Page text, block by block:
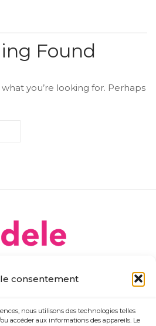
consentement
nous utilisons des technologies telles
accéder aux informations des appareils. Le
Found
you’re looking for. Perhaps
déclarée
légales/Confidentialité/Contact/